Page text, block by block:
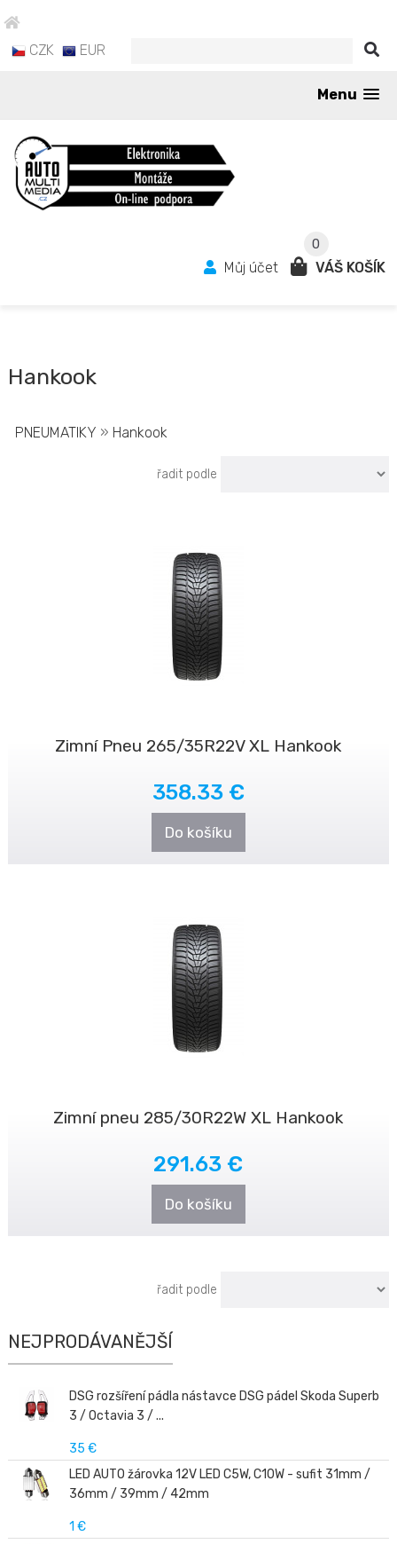
CZK EUR
Menu
0
Můj účet VÁŠ KOŠÍK
Hankook
PNEUMATIKY » Hankook
řadit podle
Zimní Pneu 265/35R22V XL Hankook
358.33 €
Do košíku
Zimní pneu 285/30R22W XL Hankook
291.63 €
Do košíku
řadit podle
NEJPRODÁVANĚJŠÍ
DSG rozšíření pádla nástavce DSG pádel Skoda Superb
3 / Octavia 3 / ...
35 €
LED AUTO žárovka 12V LED C5W, C10W - sufit 31mm /
36mm / 39mm / 42mm
1 €